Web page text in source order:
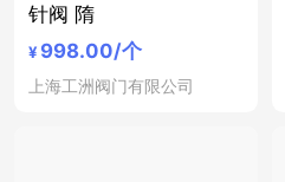
针阀 隋
¥ 998.00/个
上海工洲阀门有限公司